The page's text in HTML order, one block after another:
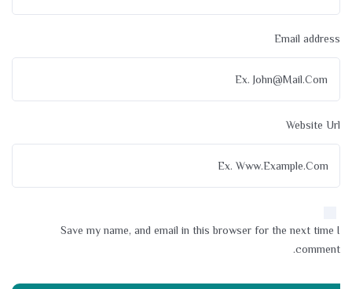
Email address
Website Url
Save my name, and email in this browser for the next time I
comment.